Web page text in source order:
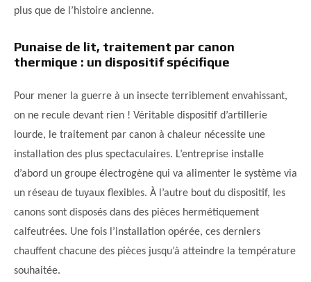
plus que de l’histoire ancienne.
Punaise de lit, traitement par canon
thermique : un dispositif spécifique
Pour mener la guerre à un insecte terriblement envahissant,
on ne recule devant rien ! Véritable dispositif d’artillerie
lourde, le traitement par canon à chaleur nécessite une
installation des plus spectaculaires. L’entreprise installe
d’abord un groupe électrogène qui va alimenter le système via
un réseau de tuyaux flexibles. À l’autre bout du dispositif, les
canons sont disposés dans des pièces hermétiquement
calfeutrées. Une fois l’installation opérée, ces derniers
chauffent chacune des pièces jusqu’à atteindre la température
souhaitée.